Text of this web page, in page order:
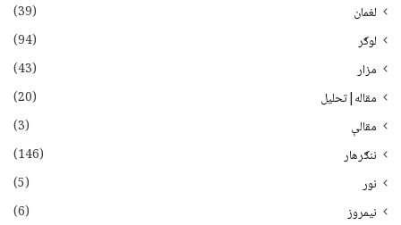
لغمان
(39)
لوګر
(94)
مزار
(43)
مقاله|تحلیل
(20)
مقالې
(3)
ننګرهار
(146)
نور
(5)
نيمروز
(6)